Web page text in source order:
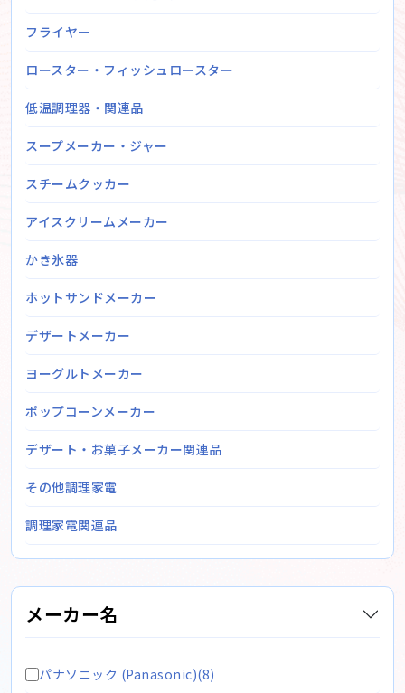
フライヤー
ロースター・フィッシュロースター
低温調理器・関連品
スープメーカー・ジャー
スチームクッカー
アイスクリームメーカー
かき氷器
ホットサンドメーカー
デザートメーカー
ヨーグルトメーカー
ポップコーンメーカー
デザート・お菓子メーカー関連品
その他調理家電
調理家電関連品
メーカー名
パナソニック (Panasonic)(8)